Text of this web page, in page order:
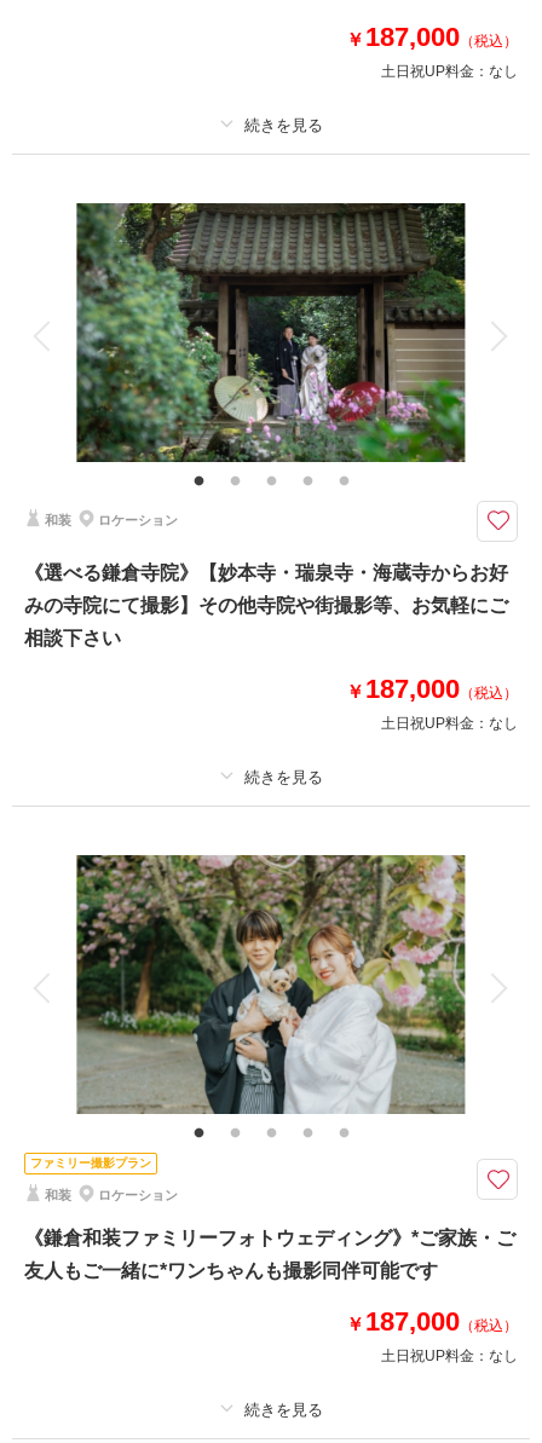
⚫︎お花：セミオーダーでお好みのドライフラワーブーケ＆ブートニア作成
このプランで撮影可能な撮影レポート
相談予約する
来店・オンライン
撮影日の空き
を確認する
￥ 187,000 （税込）
土日祝UP料金： なし
撮影料 新婦衣装1着 新郎衣装1着
着付け ヘアメイク 小物一式
アルバム データ 100 カット 台紙付写真
衣装追加 会食 挙式
家族と撮影 家族用衣装レンタル ペットと撮影
その他含むもの
撮影データ（約100カット）・白無垢or色打掛・紋付袴・ヘアメイク・着付
け・撮影アテンド・撮影小物・和ブーケ・移動費・施設利用料
＜四季折々の自然を堪能＞新郎新婦お着物一式〜撮影小物まで全てがプラン
に含まれております。2着目掛け替え￥5,500
⚫︎データ：約100カット（色味補正などレタッチ済）
⚫︎納期：約3週間
⚫︎所要時間：お支度から撮影終了まで3.5-4時間
撮影日：2026年5月24日
相談予約する
来店・オンライン
撮影日の空き
を確認する
和装 ロケーション
《選べる鎌倉寺院》【妙本寺・瑞泉寺・海蔵寺からお好
みの寺院にて撮影】その他寺院や街撮影等、お気軽にご
相談下さい
￥ 187,000 （税込）
土日祝UP料金： なし
撮影料 新婦衣装1着 新郎衣装1着
着付け ヘアメイク 小物一式
アルバム データ 100 カット 台紙付写真
衣装追加 会食 挙式
家族と撮影 家族用衣装レンタル ペットと撮影
その他含むもの
撮影データ（約100カット）・白無垢or色打掛・紋付袴・ヘアメイク・着付
け・撮影アテンド・撮影小物・和ブーケ・移動費・施設利用料
＜四季折々の自然を堪能＞撮影に必要なものが全てプランに含まれています
【データ約100カット・衣装一式・美容・移動・申請等全て込】
⚫︎データ：約100カット（色味補正などレタッチ済）
⚫︎納期：約3週間
⚫︎所要時間：お支度から撮影終了まで3.5-4時間
このプランで撮影可能な撮影レポート
ファミリー撮影プラン
和装 ロケーション
《鎌倉和装ファミリーフォトウェディング》*ご家族・ご
友人もご一緒に*ワンちゃんも撮影同伴可能です
￥ 187,000 （税込）
土日祝UP料金： なし